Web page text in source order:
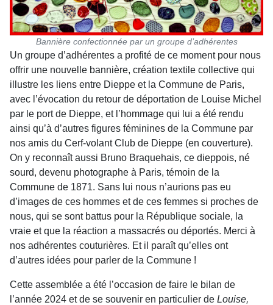
Bannière confectionnée par un groupe d’adhérentes
Un groupe d’adhérentes a pro­fité de ce moment pour nous
offrir une nouvelle bannière, création textile collective qui
illustre les liens entre Dieppe et la Commune de Paris,
avec l’évo­cation du retour de déporta­tion de Louise Michel
par le port de Dieppe, et l’hommage qui lui a été rendu
ainsi qu’à d’autres figures féminines de la Commune par
nos amis du Cerf-volant Club de Dieppe (en cou­verture).
On y reconnaît aussi Bruno Braquehais, ce dieppois, né
sourd, devenu photographe à Paris, témoin de la
Commune de 1871. Sans lui nous n’aurions pas eu
d’images de ces hommes et de ces femmes si proches de
nous, qui se sont battus pour la République sociale, la
vraie et que la réaction a massacrés ou déportés. Merci à
nos adhé­rentes couturières. Et il paraît qu’elles ont
d’autres idées pour parler de la Commune !
Cette assemblée a été l’occa­sion de faire le bilan de
l’année 2024 et de se souvenir en parti­culier de Louise,